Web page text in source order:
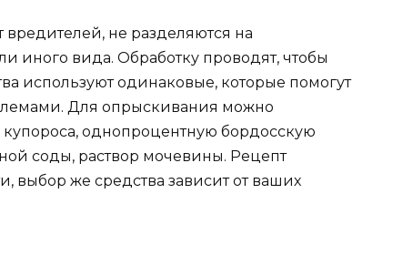
не разделяются на
иного вида. Обработку проводят, чтобы
используют одинаковые, которые помогут
Для опрыскивания можно
однопроцентную бордосскую
соды, раствор мочевины. Рецепт
выбор же средства зависит от ваших